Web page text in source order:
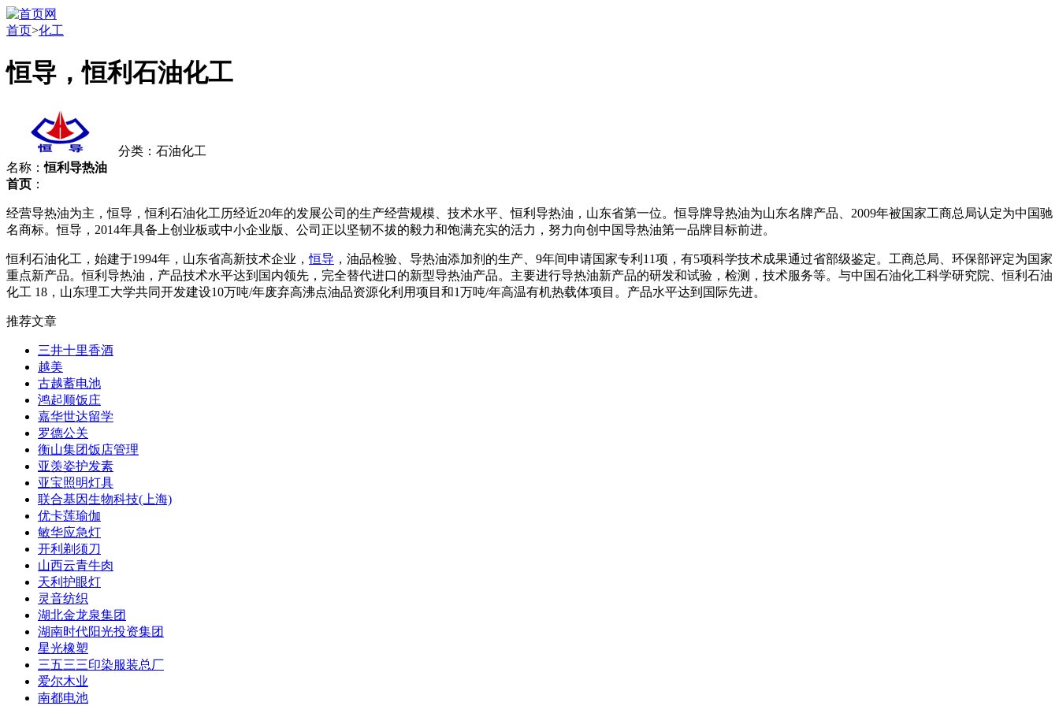
首页>化工
恒导，恒利石油化工
分类：石油化工
名称：恒利导热油
首页 ：
经营导热油为主，恒导，恒利石油化工历经近20年的发展公司的生产经营规模、技术水平、恒利导热油，山东省第一位。恒导牌导热油为山东名牌产品、2009年被国家工商总局认定为中国驰
名商标。恒导，2014年具备上创业板或中小企业版、公司正以坚韧不拔的毅力和饱满充实的活力，努力向创中国导热油第一品牌目标前进。
恒利石油化工，始建于1994年，山东省高新技术企业，恒导 ，油品检验、导热油添加剂的生产、9年间申请国家专利11项，有5项科学技术成果通过省部级鉴定。工商总局、环保部评定为国家
重点新产品。恒利导热油，产品技术水平达到国内领先，完全替代进口的新型导热油产品。主要进行导热油新产品的研发和试验，检测，技术服务等。与中国石油化工科学研究院、恒利石油
化工 18，山东理工大学共同开发建设10万吨/年废弃高沸点油品资源化利用项目和1万吨/年高温有机热载体项目。产品水平达到国际先进。
推荐文章
三井十里香酒
越美
古越蓄电池
鸿起顺饭庄
嘉华世达留学
罗德公关
衡山集团饭店管理
亚羡姿护发素
亚宝照明灯具
联合基因生物科技(上海)
优卡莲瑜伽
敏华应急灯
开利剃须刀
山西云青牛肉
天利护眼灯
灵音纺织
湖北金龙泉集团
湖南时代阳光投资集团
星光橡塑
三五三三印染服装总厂
爱尔木业
南都电池